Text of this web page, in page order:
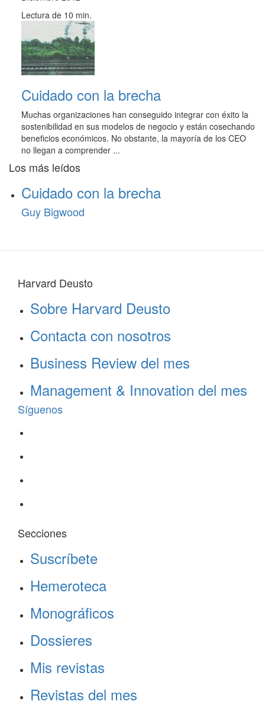
Lectura de 10 min.
Cuidado con la brecha
Muchas organizaciones han conseguido integrar con éxito la
sostenibilidad en sus modelos de negocio y están cosechando
beneficios económicos. No obstante, la mayoría de los CEO
no llegan a comprender ...
Los más leídos
Cuidado con la brecha
Guy Bigwood
Harvard Deusto
Sobre Harvard Deusto
Contacta con nosotros
Business Review del mes
Management & Innovation del mes
Síguenos
Secciones
Suscríbete
Hemeroteca
Monográficos
Dossieres
Mis revistas
Revistas del mes